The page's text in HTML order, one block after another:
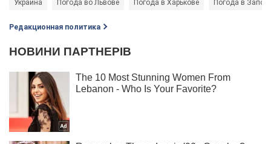
Украина Погода во Львове Погода в Харькове Погода в
Редакционная политика